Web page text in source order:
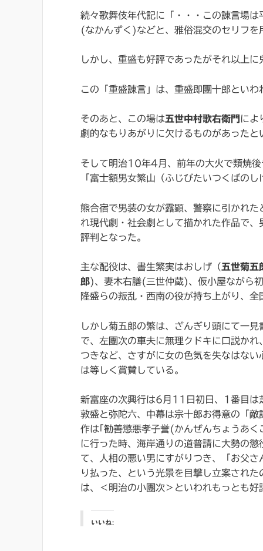
続々歌舞伎年代記に「・・・この諌言場
(なかんずく)などと、雅俗混交のセリフを
しかし、重盛も好評であったがそれ以上
この「重盛諌言」は、重盛即團十郎とい
そのあと、この場は五世中村歌右衛門 によ
劇的なもりあがりに欠けるものがあったと
そして明治10年4月、前年の大火で類焼
「富士額男女繁山（ふじびたいつくばの
熊合宿で男装の女が露顕、警察に引かれ
れ現代劇・社会劇として描かれた作品で
評判となった。
主な配役は、書生繁実はおしげ（五世菊五
郎)、妻木右膳(三世仲蔵)、仮小屋ながら
隆盛らの叛乱・西南の役が持ち上がり、
しかし菊五郎の繁は、ざんぎり頭にて一
で、左團次の車夫に無理クドキに口説か
つきなど、さすがに女の色気を失なはな
は等しく賞賛している。
新富座の次興行は6月11日初日、1番目は
敦盛と弥陀六、中幕は宗十郎お得意の「
作は｢勧善懲悪孝子誉(かんぜんちょうあ
に行った時、海岸通りの道普請に大勢の
て、人相の悪い男にすがりつき、「お父
り払った、という光景を目撃し立案され
は、＜明治の小團次＞といわれもっとも好
いいね: